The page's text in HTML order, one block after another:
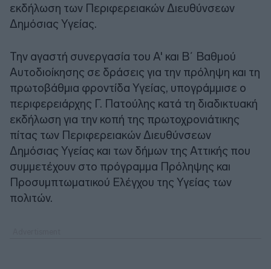
εκδήλωση των Περιφερειακών Διευθύνσεων
Δημόσιας Υγείας.
Την αγαστή συνεργασία του Α' και Β΄ Βαθμού
Αυτοδιοίκησης σε δράσεις για την πρόληψη και τη
πρωτοβάθμια φροντίδα Υγείας, υπογράμμισε ο
περιφερειάρχης Γ. Πατούλης κατά τη διαδικτυακή
εκδήλωση για την κοπή της πρωτοχρονιάτικης
πίτας των Περιφερειακών Διευθύνσεων
Δημόσιας Υγείας και των δήμων της Αττικής που
συμμετέχουν στο πρόγραμμα Πρόληψης και
Προσυμπτωματικού Ελέγχου της Υγείας των
πολιτών.